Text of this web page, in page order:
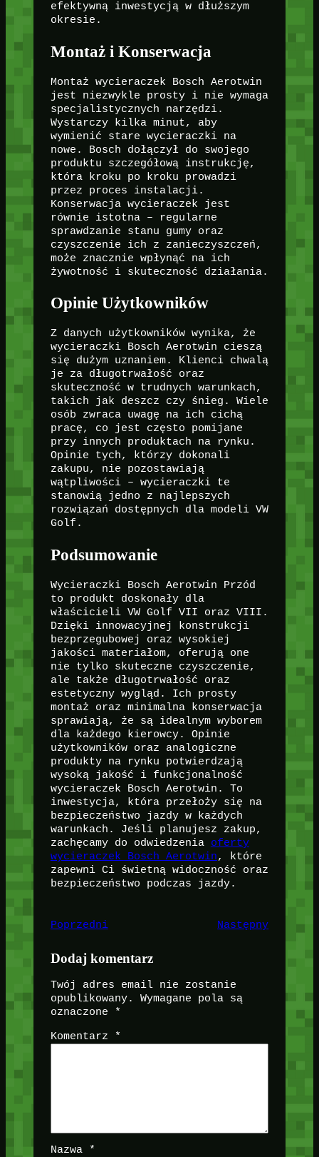
efektywną inwestycją w dłuższym
okresie.
Montaż i Konserwacja
Montaż wycieraczek Bosch Aerotwin
jest niezwykle prosty i nie wymaga
specjalistycznych narzędzi.
Wystarczy kilka minut, aby
wymienić stare wycieraczki na
nowe. Bosch dołączył do swojego
produktu szczegółową instrukcję,
która kroku po kroku prowadzi
przez proces instalacji.
Konserwacja wycieraczek jest
równie istotna – regularne
sprawdzanie stanu gumy oraz
czyszczenie ich z zanieczyszczeń,
może znacznie wpłynąć na ich
żywotność i skuteczność działania.
Opinie Użytkowników
Z danych użytkowników wynika, że
wycieraczki Bosch Aerotwin cieszą
się dużym uznaniem. Klienci chwalą
je za długotrwałość oraz
skuteczność w trudnych warunkach,
takich jak deszcz czy śnieg. Wiele
osób zwraca uwagę na ich cichą
pracę, co jest często pomijane
przy innych produktach na rynku.
Opinie tych, którzy dokonali
zakupu, nie pozostawiają
wątpliwości – wycieraczki te
stanowią jedno z najlepszych
rozwiązań dostępnych dla modeli VW
Golf.
Podsumowanie
Wycieraczki Bosch Aerotwin Przód
to produkt doskonały dla
właścicieli VW Golf VII oraz VIII.
Dzięki innowacyjnej konstrukcji
bezprzegubowej oraz wysokiej
jakości materiałom, oferują one
nie tylko skuteczne czyszczenie,
ale także długotrwałość oraz
estetyczny wygląd. Ich prosty
montaż oraz minimalna konserwacja
sprawiają, że są idealnym wyborem
dla każdego kierowcy. Opinie
użytkowników oraz analogiczne
produkty na rynku potwierdzają
wysoką jakość i funkcjonalność
wycieraczek Bosch Aerotwin. To
inwestycja, która przełoży się na
bezpieczeństwo jazdy w każdych
warunkach. Jeśli planujesz zakup,
zachęcamy do odwiedzenia oferty
wycieraczek Bosch Aerotwin, które
zapewni Ci świetną widoczność oraz
bezpieczeństwo podczas jazdy.
Poprzedni Następny
Dodaj komentarz
Twój adres email nie zostanie
opublikowany.
Wymagane pola są
oznaczone
*
Komentarz *
Nazwa *